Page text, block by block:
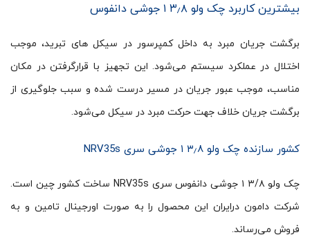
بیشترین کاربرد چک ولو ۳٫۸ ۱ جوشی دانفوس
برگشت جریان مبرد به داخل کمپرسور در سیکل های تبرید، موجب
اختلال در عملکرد سیستم می‌شود. این تجهیز با قرارگرفتن در مکان
مناسب، موجب عبور جریان در مسیر درست شده و سبب جلوگیری از
برگشت جریان خلاف جهت حرکت مبرد در سیکل می‌شود.
کشور سازنده چک ولو ۳٫۸ ۱ جوشی سری NRV35s
چک ولو ۳/۸ ۱ جوشی دانفوس سری NRV35s ساخت کشور چین است.
شرکت دامون درایران این محصول را به صورت اورجینال تامین و به
فروش می‌رساند.